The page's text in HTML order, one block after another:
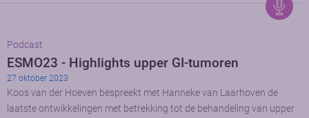
Podcast
ESMO23 - Highlights upper GI-tumoren
27 oktober 2023
Koos van der Hoeven bespreekt met Hanneke van Laarhoven de
laatste ontwikkelingen met betrekking tot de behandeling van upper